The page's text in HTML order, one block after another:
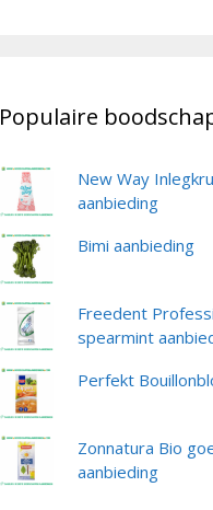
Populaire
New Way
aanbieding
Bimi aanbieding
Freedent
spearmint
Perfekt
Zonnatura Bio
aanbieding